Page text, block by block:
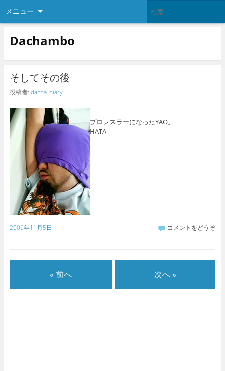
メニュー
Dachambo
そしてその後
投稿者: dacha_diary
プロレスラーになったYAO。
HATA
2006年11月5日 コメントをどうぞ
« 前へ 次へ »